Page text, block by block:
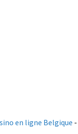
en ligne Belgique -